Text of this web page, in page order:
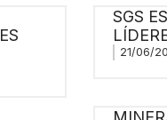
SGS
21/06/